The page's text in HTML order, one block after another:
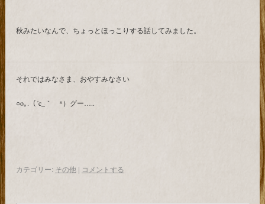
秋みたいなんで、ちょっとほっこりする話してみました。
それではみなさま、おやすみなさい
○o｡.（´c_｀ *）グー…..
カテゴリー: その他 | コメントする